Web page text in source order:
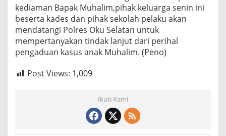
kediaman Bapak Muhalim,pihak keluarga senin ini
beserta kades dan pihak sekolah pelaku akan
mendatangi Polres Oku Selatan untuk
mempertanyakan tindak lanjut dari perihal
pengaduan kasus anak Muhalim. (Peno)
Post Views: 1,009
Ikuti Kami